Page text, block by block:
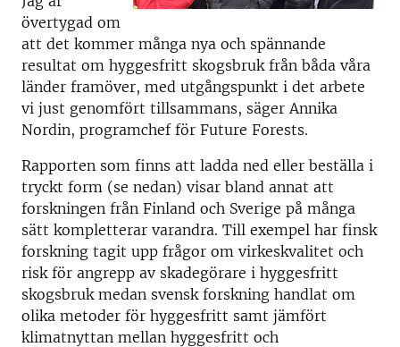
övertygad om
att det kommer många nya och spännande
resultat om hyggesfritt skogsbruk från båda våra
länder framöver, med utgångspunkt i det arbete
vi just genomfört tillsammans, säger Annika
Nordin, programchef för Future Forests.
Rapporten som finns att ladda ned eller beställa i
tryckt form (se nedan) visar bland annat att
forskningen från Finland och Sverige på många
sätt kompletterar varandra. Till exempel har finsk
forskning tagit upp frågor om virkeskvalitet och
risk för angrepp av skadegörare i hyggesfritt
skogsbruk medan svensk forskning handlat om
olika metoder för hyggesfritt samt jämfört
klimatnyttan mellan hyggesfritt och